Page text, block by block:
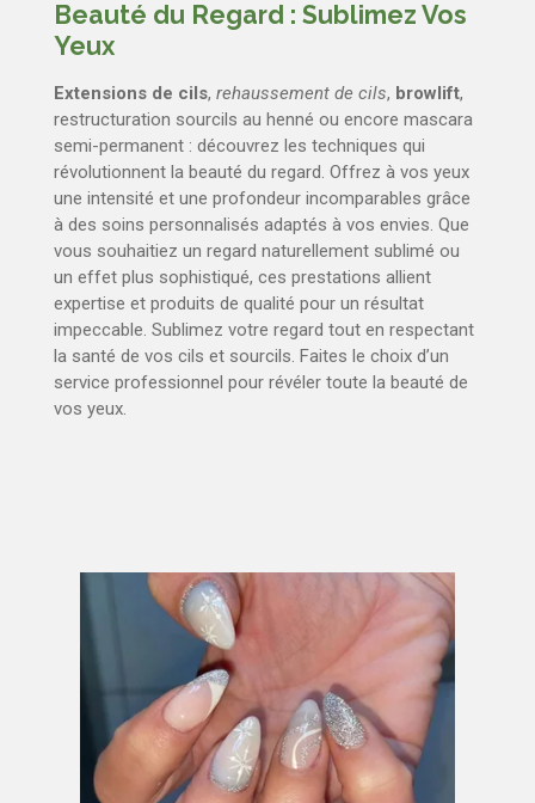
Beauté du Regard : Sublimez Vos
Yeux
Extensions de cils, rehaussement de cils, browlift,
restructuration sourcils au henné ou encore mascara
semi-permanent : découvrez les techniques qui
révolutionnent la beauté du regard. Offrez à vos yeux
une intensité et une profondeur incomparables grâce
à des soins personnalisés adaptés à vos envies. Que
vous souhaitiez un regard naturellement sublimé ou
un effet plus sophistiqué, ces prestations allient
expertise et produits de qualité pour un résultat
impeccable. Sublimez votre regard tout en respectant
la santé de vos cils et sourcils. Faites le choix d’un
service professionnel pour révéler toute la beauté de
vos yeux.